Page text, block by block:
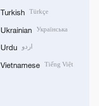
Turkish Türkçe
Ukrainian Українська
Urdu اردو
Vietnamese Tiếng Việt